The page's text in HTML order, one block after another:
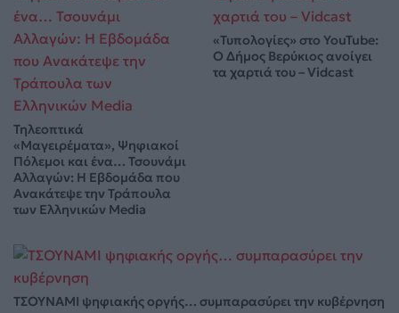
Τηλεοπτικά
«Μαγειρέματα», Ψηφιακοί
Πόλεμοι και ένα… Τσουνάμι
Αλλαγών: Η Εβδομάδα που
Ανακάτεψε την Τράπουλα
των Ελληνικών Media
«Τυπολογίες» στο YouTube:
Ο Δήμος Βερύκιος ανοίγει
τα χαρτιά του – Vidcast
ΤΣΟΥΝΑΜΙ ψηφιακής οργής… συμπαρασύρει την κυβέρνηση